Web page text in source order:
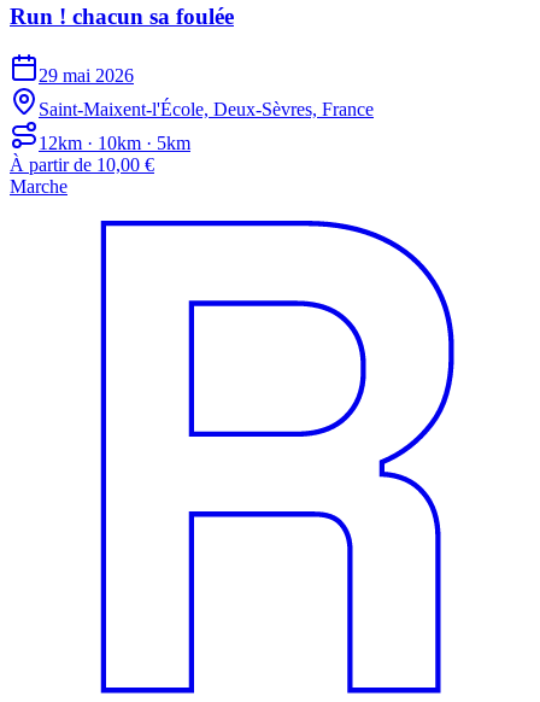
Run ! chacun sa foulée
29 mai 2026
Saint-Maixent-l'École, Deux-Sèvres, France
12km · 10km · 5km
À partir de 10,00 €
Marche